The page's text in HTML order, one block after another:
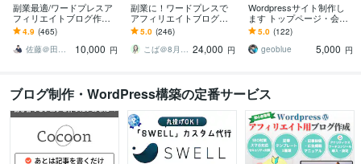
副業最適/ワードプレスア
フィリエイトブログ作り
ます SEO対策/アドセン
ス/アフィリエイト対応/納
品後すぐ使える
4.9 (465)
佐藤＠田舎生活ブロガー
10,000 円
副業に！ワードプレスで
アフィリエイトブログ作
ります SEO対策済・アド
センス対応・有料テーマ
カスタマイズもOK
5.0 (246)
こば＠8月7日～8月16日夏季休業 24,000 円
Wordpressサイト制作し
ます トップページ・会社
概要・お問い合わせフォ
ームの各ページ
5.0 (122)
geoblue
5,000 円
ブログ制作・WordPress構築の定番サービス